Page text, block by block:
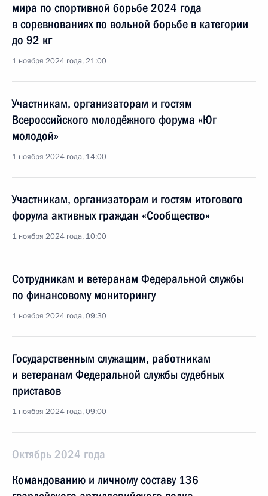
мира по спортивной борьбе 2024 года
в соревнованиях по вольной борьбе в категории
до 92 кг
1 ноября 2024 года, 21:00
Участникам, организаторам и гостям
Всероссийского молодёжного форума «Юг
молодой»
1 ноября 2024 года, 14:00
Участникам, организаторам и гостям итогового
форума активных граждан «Сообщество»
1 ноября 2024 года, 10:00
Сотрудникам и ветеранам Федеральной службы
по финансовому мониторингу
1 ноября 2024 года, 09:30
Государственным служащим, работникам
и ветеранам Федеральной службы судебных
приставов
1 ноября 2024 года, 09:00
Октябрь 2024 года
Командованию и личному составу 136